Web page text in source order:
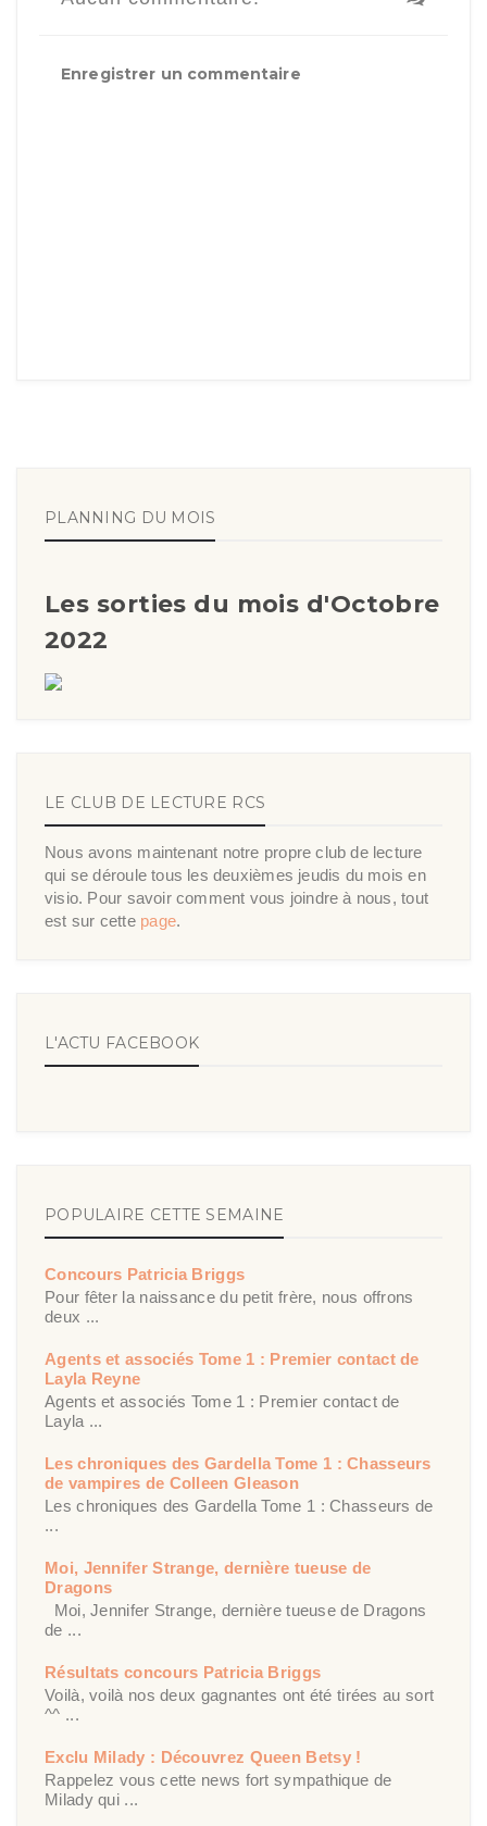
Enregistrer un commentaire
PLANNING DU MOIS
Les sorties du mois d'Octobre
2022
LE CLUB DE LECTURE RCS
Nous avons maintenant notre propre club de lecture
qui se déroule tous les deuxièmes jeudis du mois en
visio. Pour savoir comment vous joindre à nous, tout
est sur cette page.
L'ACTU FACEBOOK
POPULAIRE CETTE SEMAINE
Concours Patricia Briggs
Pour fêter la naissance du petit frère, nous offrons
deux ...
Agents et associés Tome 1 : Premier contact de
Layla Reyne
Agents et associés Tome 1 : Premier contact de
Layla ...
Les chroniques des Gardella Tome 1 : Chasseurs
de vampires de Colleen Gleason
Les chroniques des Gardella Tome 1 : Chasseurs de
...
Moi, Jennifer Strange, dernière tueuse de
Dragons
Moi, Jennifer Strange, dernière tueuse de Dragons
de ...
Résultats concours Patricia Briggs
Voilà, voilà nos deux gagnantes ont été tirées au sort
^^ ...
Exclu Milady : Découvrez Queen Betsy !
Rappelez vous cette news fort sympathique de
Milady qui ...